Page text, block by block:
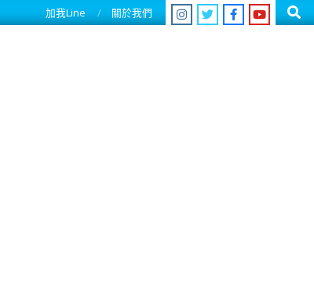
加我Line 關於我們 Search